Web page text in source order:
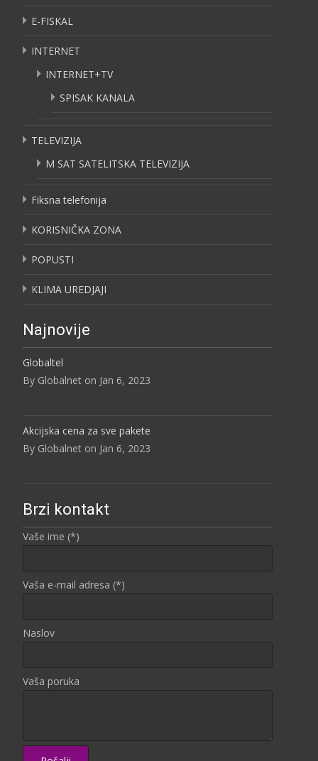
E-FISKAL
INTERNET
INTERNET+TV
SPISAK KANALA
TELEVIZIJA
M SAT SATELITSKA TELEVIZIJA
Fiksna telefonija
KORISNIČKA ZONA
POPUSTI
KLIMA UREDJAJI
Najnovije
Globaltel
By Globalnet on Jan 6, 2023
Akcijska cena za sve pakete
By Globalnet on Jan 6, 2023
Brzi kontakt
Vaše ime (*)
Vaša e-mail adresa (*)
Naslov
Vaša poruka